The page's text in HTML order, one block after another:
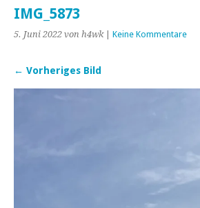
IMG_5873
5. Juni 2022 von h4wk| Keine Kommentare
← Vorheriges Bild